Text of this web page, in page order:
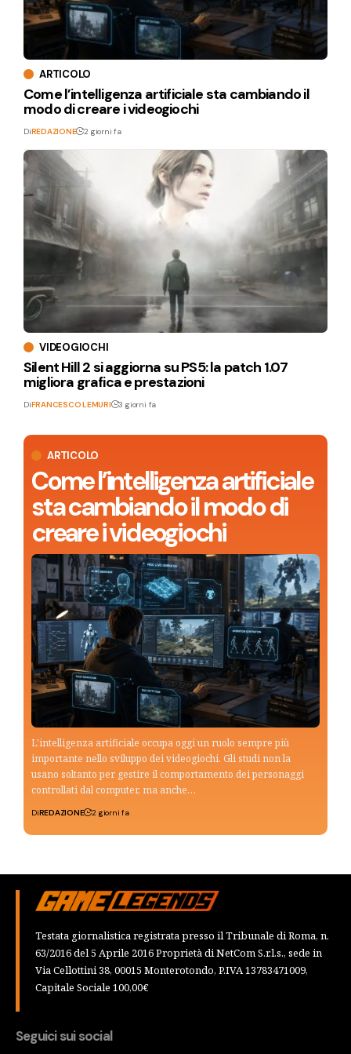
ARTICOLO
Come l’intelligenza artificiale
sta cambiando il modo di
creare i videogiochi
L'intelligenza artificiale occupa oggi un ruolo sempre più
importante nello sviluppo dei videogiochi. Gli studi non la
usano soltanto per gestire il comportamento dei personaggi
controllati dal computer, ma anche…
DiREDAZIONE 2 giorni fa
ARTICOLO
Come l’intelligenza artificiale sta cambiando il
modo di creare i videogiochi
DiREDAZIONE 2 giorni fa
VIDEOGIOCHI
Silent Hill 2 si aggiorna su PS5: la patch 1.07
migliora grafica e prestazioni
DiFRANCESCO LEMURI 3 giorni fa
Testata giornalistica registrata presso il Tribunale di Roma, n.
63/2016 del 5 Aprile 2016 Proprietà di NetCom S.r.l.s., sede in
Via Cellottini 38, 00015 Monterotondo, P.IVA 13783471009,
Capitale Sociale 100,00€
Seguici sui social